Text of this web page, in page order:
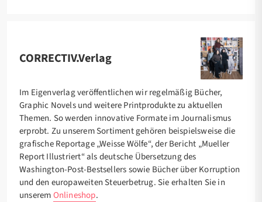
CORRECTIV.Verlag
Im Eigenverlag veröffentlichen wir regelmäßig Bücher,
Graphic Novels und weitere Printprodukte zu aktuellen
Themen. So werden innovative Formate im Journalismus
erprobt. Zu unserem Sortiment gehören beispielsweise die
grafische Reportage „Weisse Wölfe“, der Bericht „Mueller
Report Illustriert“ als deutsche Übersetzung des
Washington-Post-Bestsellers sowie Bücher über Korruption
und den europaweiten Steuerbetrug. Sie erhalten Sie in
unseremOnlineshop.